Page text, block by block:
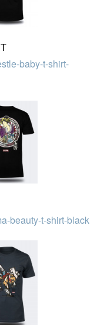
baby-t-shirt-
beauty-t-shirt-black